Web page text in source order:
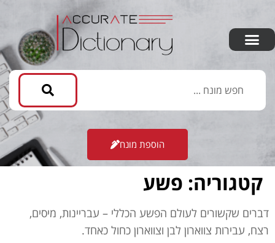
הוספת מונח
קטגוריה: פשע
דברים שקשורים לעולם הפשע הכללי – עבריינות, מיסים,
רצח, עבירות צווארון לבן וצווארון כחול כאחד.